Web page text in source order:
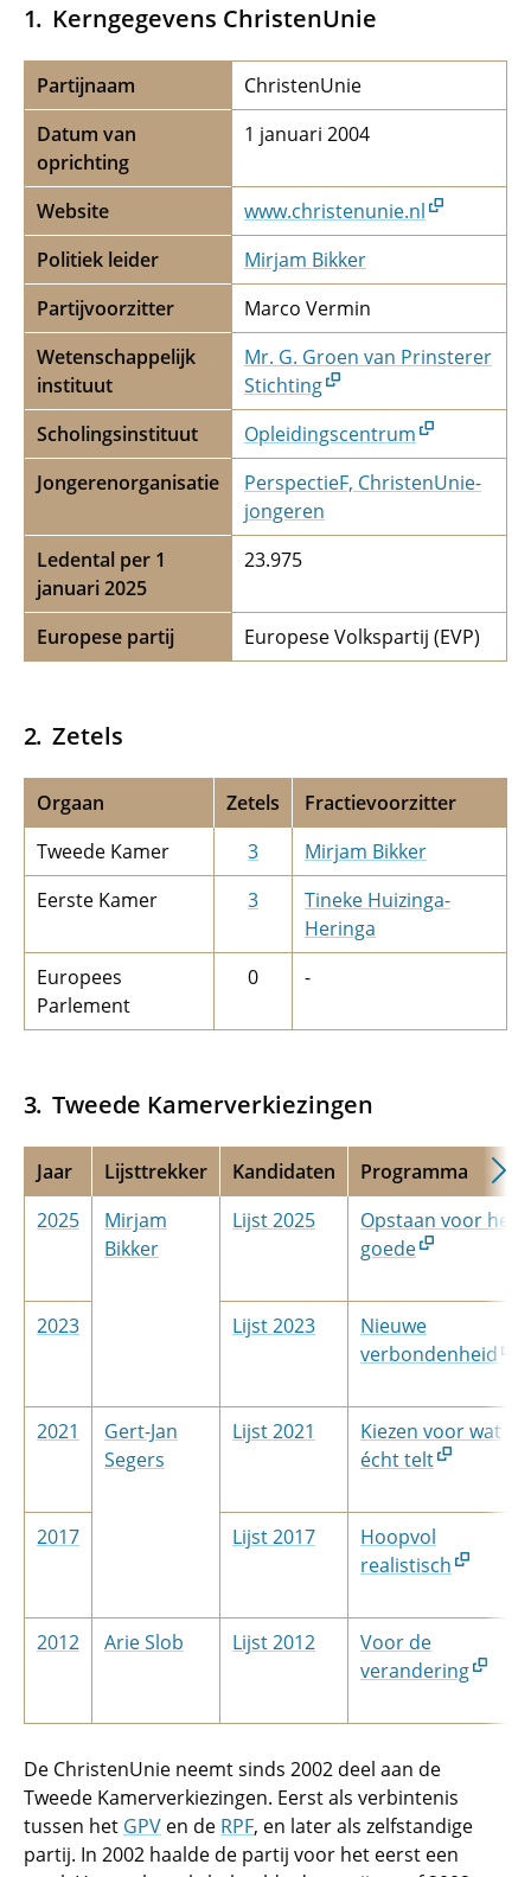
Kerngegevens ChristenUnie
Partijnaam
ChristenUnie
Datum van
oprichting
1 januari 2004
Website
www.christenunie.nl
Politiek leider
Mirjam Bikker
Partijvoorzitter
Marco Vermin
Wetenschappelijk
instituut
Mr. G. Groen van Prinsterer
Stichting
Scholingsinstituut
Opleidingscentrum
Jongerenorganisatie
PerspectieF, ChristenUnie-
jongeren
Ledental per 1
januari 2025
23.975
Europese partij Europese Volkspartij (EVP)
Zetels
Orgaan Zetels
Fractievoorzitter
Tweede Kamer
3
Mirjam Bikker
Eerste Kamer
3
Tineke Huizinga-
Heringa
Europees
Parlement
0 -
Tweede Kamerverkiezingen
Jaar Lijsttrekker Kandidaten
Programma
2025
Mirjam
Bikker
Lijst 2025
Opstaan voor het
goede
2023 Lijst 2023
Nieuwe
verbondenheid
2021
Gert-Jan
Segers
Lijst 2021
Kiezen voor wat
écht telt
2017 Lijst 2017
Hoopvol
realistisch
2012 Arie Slob Lijst 2012
Voor de
verandering
De ChristenUnie neemt sinds 2002 deel aan de
Tweede Kamerverkiezingen. Eerst als verbintenis
tussen het GPV en de RPF, en later als zelfstandige
partij. In 2002 haalde de partij voor het eerst een